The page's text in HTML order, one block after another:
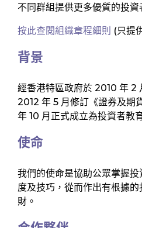
不同群組提供更多優質的投資
按此查閱組織章程細則 (只提
背景
經香港特區政府於 2010 年 2
2012 年 5 月修訂《證券及期
年 10 月正式成立為投資者教
使命
我們的使命是協助公眾掌握
度及技巧，從而作出有根據
財。